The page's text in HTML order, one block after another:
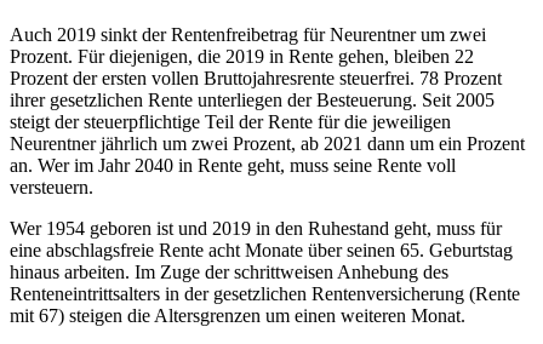
Auch 2019 sinkt der Rentenfreibetrag für Neurentner um zwei
Prozent. Für diejenigen, die 2019 in Rente gehen, bleiben 22
Prozent der ersten vollen Bruttojahresrente steuerfrei. 78 Prozent
ihrer gesetzlichen Rente unterliegen der Besteuerung. Seit 2005
steigt der steuerpflichtige Teil der Rente für die jeweiligen
Neurentner jährlich um zwei Prozent, ab 2021 dann um ein Prozent
an. Wer im Jahr 2040 in Rente geht, muss seine Rente voll
versteuern.
Wer 1954 geboren ist und 2019 in den Ruhestand geht, muss für
eine abschlagsfreie Rente acht Monate über seinen 65. Geburtstag
hinaus arbeiten. Im Zuge der schrittweisen Anhebung des
Renteneintrittsalters in der gesetzlichen Rentenversicherung (Rente
mit 67) steigen die Altersgrenzen um einen weiteren Monat.